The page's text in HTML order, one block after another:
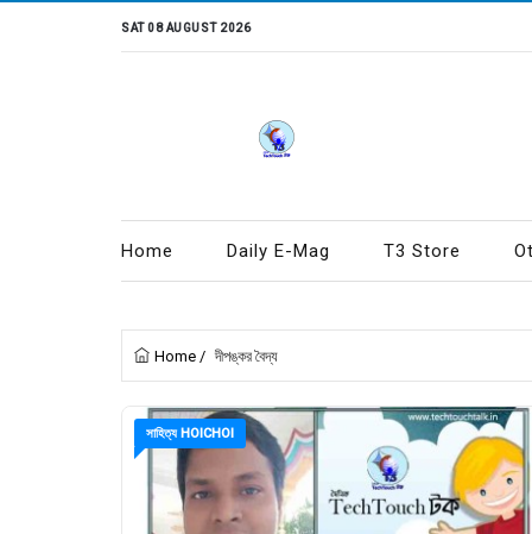
SAT 08 AUGUST 2026
Home Daily E-Mag T3 Store
Home / দীপঙ্কর বৈদ্য
সাহিত্য HOICHOI